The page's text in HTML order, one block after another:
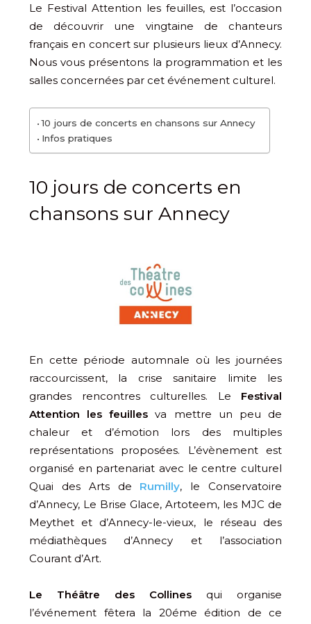
Le Festival Attention les feuilles, est l’occasion
de découvrir une vingtaine de chanteurs
français en concert sur plusieurs lieux d’Annecy.
Nous vous présentons la programmation et les
salles concernées par cet événement culturel.
10 jours de concerts en chansons sur Annecy
Infos pratiques
10 jours de concerts en
chansons sur Annecy
En cette période automnale où les journées
raccourcissent, la crise sanitaire limite les
grandes rencontres culturelles. Le Festival
Attention les feuilles va mettre un peu de
chaleur et d’émotion lors des multiples
représentations proposées. L’évènement est
organisé en partenariat avec le centre culturel
Quai des Arts de Rumilly, le Conservatoire
d’Annecy, Le Brise Glace, Artoteem, les MJC de
Meythet et d’Annecy-le-vieux, le réseau des
médiathèques d’Annecy et l’association
Courant d’Art.
Le Théâtre des Collines qui organise
l’événement fêtera la 20éme édition de ce